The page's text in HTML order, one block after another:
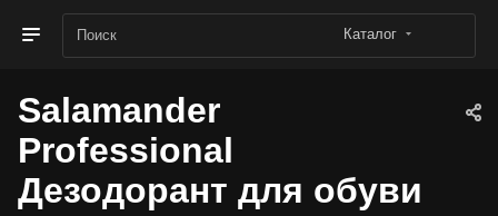
Каталог
Salamander
Professional
Дезодорант для обуви